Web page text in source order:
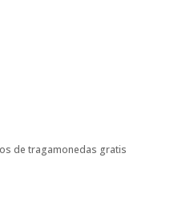
de tragamonedas gratis